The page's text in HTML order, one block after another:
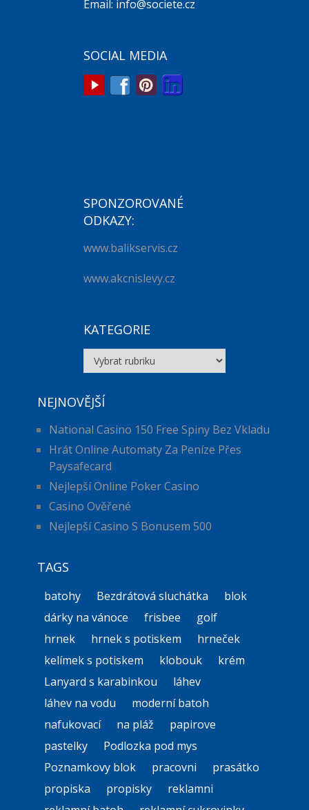
Email: info@societe.cz
SOCIAL MEDIA
SPONZOROVANÉ
ODKAZY:
www.balikservis.cz
www.akcnislevy.cz
KATEGORIE
Kategorie
NEJNOVĚJŠÍ
National Casino 150 Free Spiny Bez Vkladu
Hrát Online Automaty Za Peníze Přes
Paysafecard
Nejlepší Online Poker Casino
Casino Ověřené
Nejlepší Casino S Bonusem 500
TAGS
batohy Bezdrátová sluchátka
blok
dárky na vánoce
frisbee
golf
hrnek
hrnek s potiskem
hrneček
kelímek s potiskem
klobouk
krém
Lanyard s karabinkou
láhev
láhev na vodu
moderní batoh
nafukovací
na pláž
papirove
pastelky
Podlozka pod mys
Poznamkovy blok
pracovni
prasátko
propiska
propisky
reklamni